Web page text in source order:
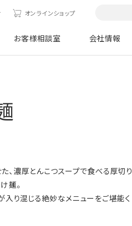
オンラインショップ
お客様相談室 会社情報
、濃厚とんこつスープで食べる厚切り
麺。
入り混じる絶妙なメニューをご堪能く